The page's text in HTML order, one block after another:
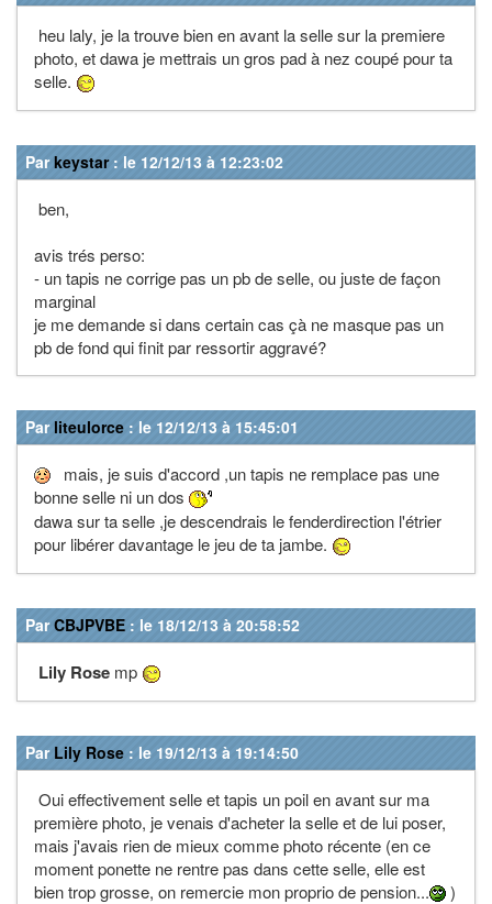
heu laly, je la trouve bien en avant la selle sur la premiere
photo, et dawa je mettrais un gros pad à nez coupé pour ta
selle.
Parkeystar: le 12/12/13 à 12:23:02
ben,
avis trés perso:
- un tapis ne corrige pas un pb de selle, ou juste de façon
marginal
je me demande si dans certain cas çà ne masque pas un
pb de fond qui finit par ressortir aggravé?
Par liteulorce : le 12/12/13 à 15:45:01
mais, je suis d'accord ,un tapis ne remplace pas une
bonne selle ni un dos
dawa sur ta selle ,je descendrais le fenderdirection l'étrier
pour libérer davantage le jeu de ta jambe.
ParCBJPVBE : le 18/12/13 à 20:58:52
Lily Rose mp
Par Lily Rose : le 19/12/13 à 19:14:50
Oui effectivement selle et tapis un poil en avant sur ma
première photo, je venais d'acheter la selle et de lui poser,
mais j'avais rien de mieux comme photo récente (en ce
moment ponette ne rentre pas dans cette selle, elle est
bien trop grosse, on remercie mon proprio de pension...
)